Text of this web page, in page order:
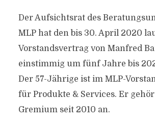
Der Aufsichtsrat des
MLP hat den bis 30. April 2020
Vorstandsvertrag von Manfred
einstimmig um fünf Jahre bis
Der 57-Jährige ist im MLP-
für Produkte & Services. Er
Gremium seit 2010 an.